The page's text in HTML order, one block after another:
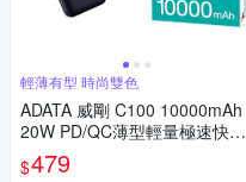
輕薄有型 時尚雙色
ADATA 威剛 C100 10000mAh
20W PD/QC薄型輕量極速快充
行動電源_機身Wh標示
$479